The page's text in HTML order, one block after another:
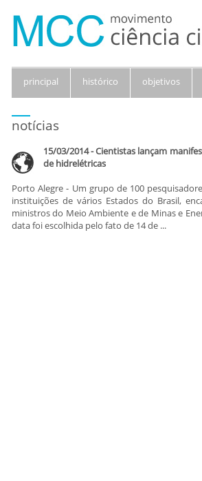
principal histórico objetivos
notícias
15/03/2014 - Cientistas lançam
de hidrelétricas
Porto Alegre - Um grupo de 100
instituições de vários Estados do Brasil,
ministros do Meio Ambiente e de Minas e
data foi escolhida pelo fato de 14 de ...